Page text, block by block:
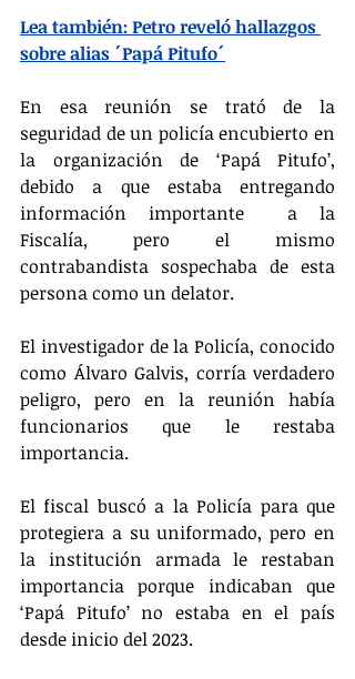
Lea también: Petro reveló hallazgos
sobre alias ´Papá Pitufo´
En esa reunión se trató de la
seguridad de un policía encubierto en
la organización de ‘Papá Pitufo’,
debido a que estaba entregando
información importante  a la
Fiscalía, pero el mismo
contrabandista sospechaba de esta
persona como un delator.
El investigador de la Policía, conocido
como Álvaro Galvis, corría verdadero
peligro, pero en la reunión había
funcionarios que le restaba
importancia.
El fiscal buscó a la Policía para que
protegiera a su uniformado, pero en
la institución armada le restaban
importancia porque indicaban que
‘Papá Pitufo’ no estaba en el país
desde inicio del 2023.